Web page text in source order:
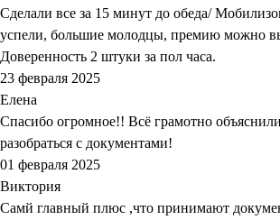
Сделали все за 15 минут до обеда/
успели, большие молодцы, премию можно
Доверенность 2 штуки за пол часа.
23 февраля 2025
Елена
Спасибо огромное!! Всё грамотно
разобраться с документами!
01 февраля 2025
Виктория
Самй главный плюс ,что принимают